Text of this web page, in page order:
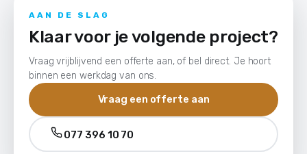
AAN DE SLAG
Klaar voor je volgende project?
Vraag vrijblijvend een offerte aan, of bel direct. Je hoort
binnen een werkdag van ons.
Vraag een offerte aan
077 396 10 70